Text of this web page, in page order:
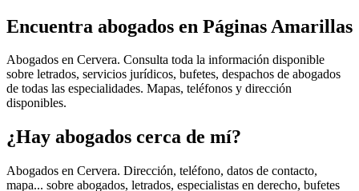
Encuentra abogados en Páginas Amarillas
Abogados en Cervera. Consulta toda la información disponible
sobre letrados, servicios jurídicos, bufetes, despachos de abogados
de todas las especialidades. Mapas, teléfonos y dirección
disponibles.
¿Hay abogados cerca de mí?
Abogados en Cervera. Dirección, teléfono, datos de contacto,
mapa... sobre abogados, letrados, especialistas en derecho, bufetes